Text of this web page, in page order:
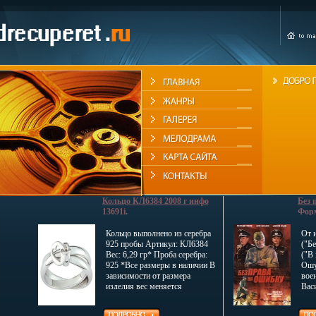
Кольцо КЛ6384 2008 г инфо
13691i.
Кольцо выполнено из серебра
925 пробы Артикул: КЛ6384
Вес: 6,29 гр* Проба серебра:
925 *Все размеры в наличии В
зависимости от размера
изделия вес меняется
пропагандирует любовь,
Без
От
("В